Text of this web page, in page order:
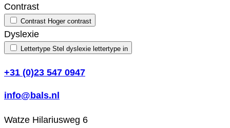
Contrast
Contrast Hoger contrast
Dyslexie
Lettertype Stel dyslexie lettertype in
+31 (0)23 547 0947
info@bals.nl
Watze Hilariusweg 6